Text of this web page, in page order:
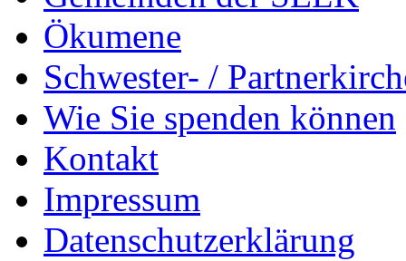
Ökumene
Schwester- /
Wie Sie spenden können
Kontakt
Impressum
Datenschutzerklärung